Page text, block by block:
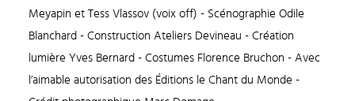
Meyapin et Tess Vlassov (voix off) - Scénographie Odile
Blanchard - Construction Ateliers Devineau - Création
lumière Yves Bernard - Costumes Florence Bruchon - Avec
l’aimable autorisation des Éditions le Chant du Monde -